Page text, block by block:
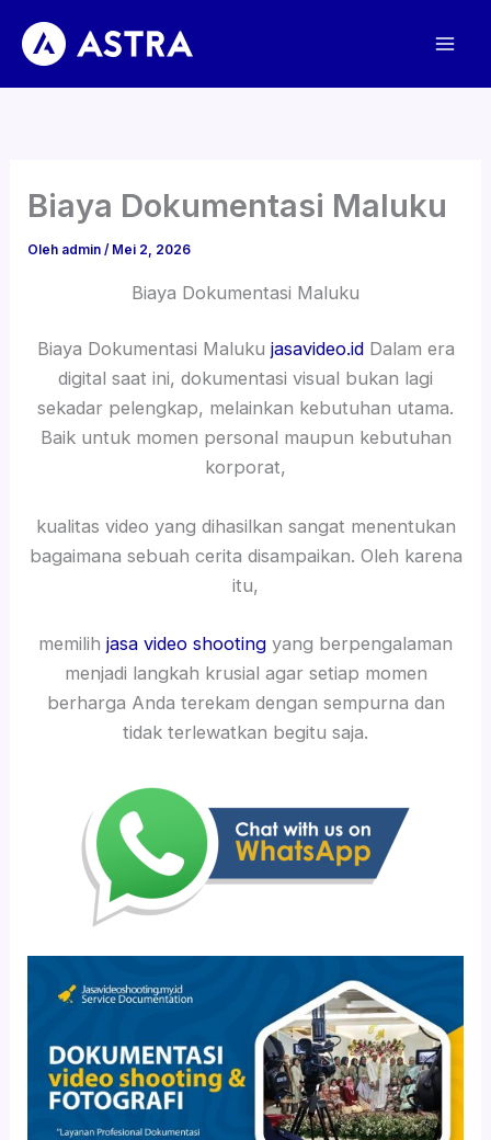
konten
Biaya Dokumentasi Maluku
Oleh admin/ Mei 2, 2026
Biaya Dokumentasi Maluku
Biaya Dokumentasi Maluku jasavideo.idDalam era
digital saat ini, dokumentasi visual bukan lagi
sekadar pelengkap, melainkan kebutuhan utama.
Baik untuk momen personal maupun kebutuhan
korporat,
kualitas video yang dihasilkan sangat menentukan
bagaimana sebuah cerita disampaikan. Oleh karena
itu,
memilih jasa video shooting yang berpengalaman
menjadi langkah krusial agar setiap momen
berharga Anda terekam dengan sempurna dan
tidak terlewatkan begitu saja.